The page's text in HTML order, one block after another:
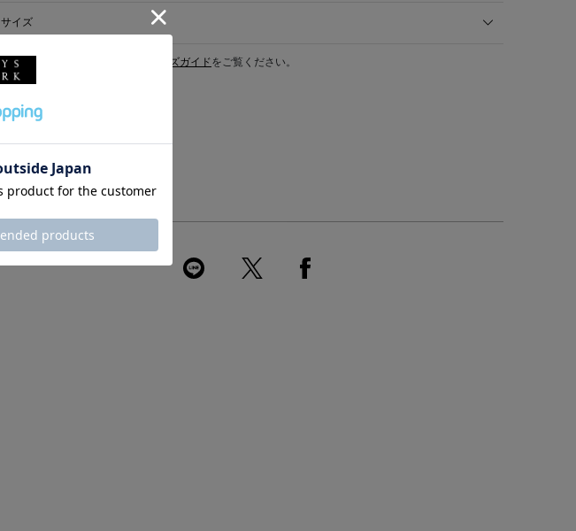
サイズ
※採寸の詳細につきましては、 サイズガイドをご覧ください。
送料について
返品・交換について